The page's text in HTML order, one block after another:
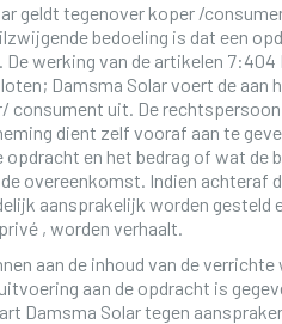
geldt tegenover koper /
bedoeling is dat een
werking van de artikelen 7:404
Damsma Solar voert de
consument uit. De
dient zelf vooraf aan te
opdracht en het bedrag of wat de
overeenkomst. Indien achteraf
aansprakelijk worden gesteld
, worden verhaalt.
aan de inhoud van de
aan de opdracht is
Damsma Solar tegen